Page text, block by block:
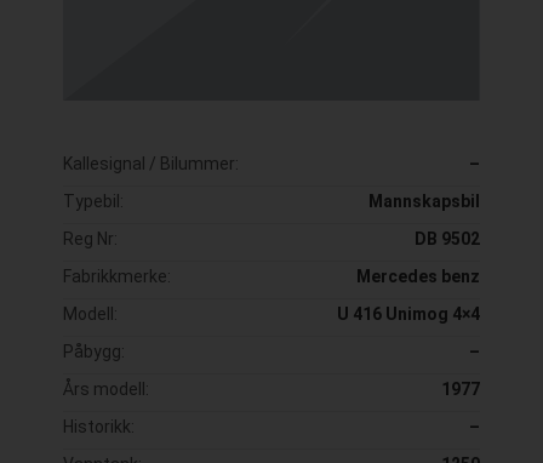
Kallesignal / Bilummer:
–
Typebil:
Mannskapsbil
Reg Nr:
DB 9502
Fabrikkmerke:
Mercedes benz
Modell:
U 416 Unimog 4×4
Påbygg:
–
Års modell:
1977
Historikk:
–